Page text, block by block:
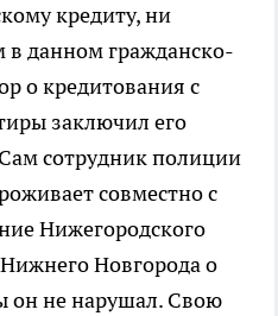
кредиту, ни
в данном гражданско-
о кредитования с
заключил его
сотрудник полиции
совместно с
Нижегородского
Новгорода о
он не нарушал. Свою